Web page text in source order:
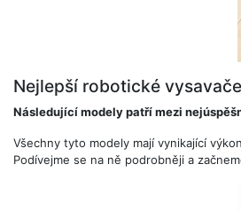
Nejlepší robotické
Následující modely patří mezi
Všechny tyto modely mají vynikající
Podívejme se na ně podrobněji a